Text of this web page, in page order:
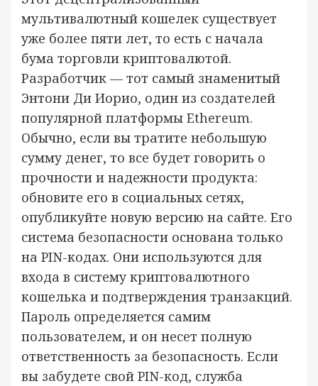
мультивалютный кошелек существует
уже более пяти лет, то есть с начала
бума торговли криптовалютой.
Разработчик — тот самый знаменитый
Энтони Ди Иорио, один из создателей
популярной платформы Ethereum.
Обычно, если вы тратите небольшую
сумму денег, то все будет говорить о
прочности и надежности продукта:
обновите его в социальных сетях,
опубликуйте новую версию на сайте. Его
система безопасности основана только
на PIN-кодах. Они используются для
входа в систему криптовалютного
кошелька и подтверждения транзакций.
Пароль определяется самим
пользователем, и он несет полную
ответственность за безопасность. Если
вы забудете свой PIN-код, служба